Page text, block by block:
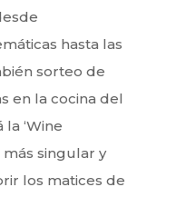
hasta las
sorteo de
en la cocina del
‘Wine
más singular y
los matices de